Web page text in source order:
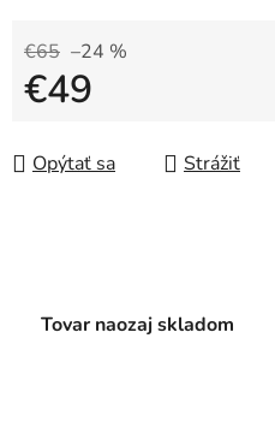
€65 –24 %
€49
Opýtať sa
Strážiť
Tovar naozaj skladom